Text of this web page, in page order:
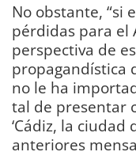
No obstante, “si
pérdidas para el
perspectiva de
propagandística
no le ha
tal de presentar
‘Cádiz, la ciudad
anteriores